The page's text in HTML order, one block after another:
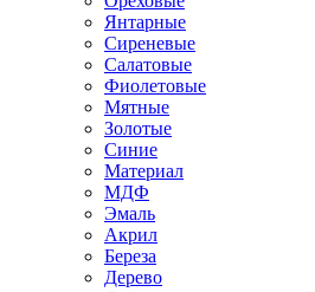
Янтарные
Сиреневые
Салатовые
Фиолетовые
Мятные
Золотые
Синие
Материал
МДФ
Эмаль
Акрил
Береза
Дерево